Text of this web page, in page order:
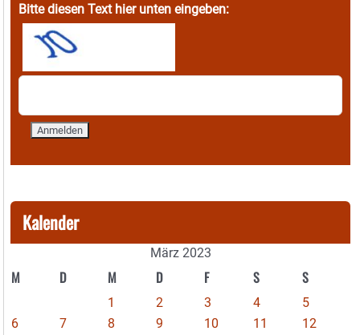
Bitte diesen Text hier unten eingeben:
Kalender
März 2023
M D M D F S S
1 2 3 4
5
6
7 8 9 10 11
12